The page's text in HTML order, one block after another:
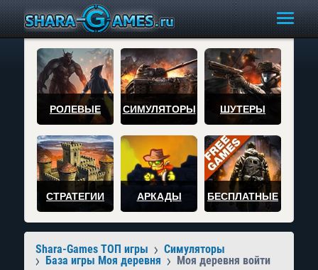
РОЛЕВЫЕ СИМУЛЯТОРЫ ШУТЕРЫ
СТРАТЕГИИ АРКАДЫ БЕСПЛАТНЫЕ
Shara-Games ТОП игры
Симуляторы
База игры Моя деревня
Моя деревня войти